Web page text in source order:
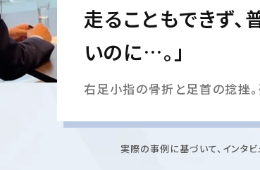
走ることもできず、
いのに…。」
右足小指の骨折と足首の捻挫
実際の事例に基づいて、インタ